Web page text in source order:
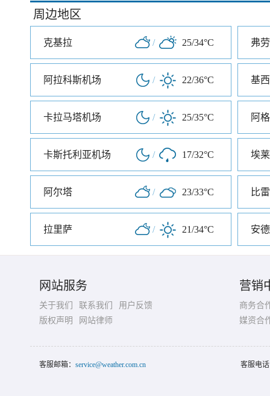
周边地区
克基拉 / 25/34°C 弗
阿拉科斯机场 / 22/36°C 基
卡拉马塔机场 / 25/35°C 阿
卡斯托利亚机场 / 17/32°C 埃
阿尔塔 / 23/33°C 比
拉里萨 / 21/34°C 安
网站服务
关于我们 联系我们
用户反馈
版权声明
网站律师
营销
商务合
媒资合
客服邮箱： service@weather.com.cn 客服电